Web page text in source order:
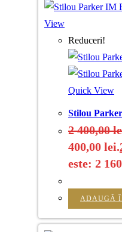
View
Reduceri!
Quick View
Stilou
2 400,00
400,00 lei.
este: 2
ADAUGĂ